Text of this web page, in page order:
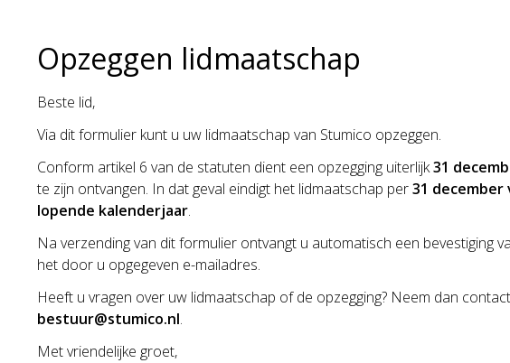
Opzeggen lidmaatschap
Beste lid,
Via dit formulier kunt u uw lidmaatschap van Stumico opzeggen.
Conform artikel 6 van de statuten dient een opzegging uiterlijk31
te zijn ontvangen. In dat geval eindigt het lidmaatschap per31 december
lopende kalenderjaar.
Na verzending van dit formulier ontvangt u automatisch een bevestiging
het door u opgegeven e-mailadres.
Heeft u vragen over uw lidmaatschap of de opzegging? Neem dan
bestuur@stumico.nl.
Met vriendelijke groet,